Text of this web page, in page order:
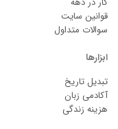
قوانین سایت
سوالات متداول
ابزارها
تبدیل تاریخ
آکادمی زبان
هزینه زندگی